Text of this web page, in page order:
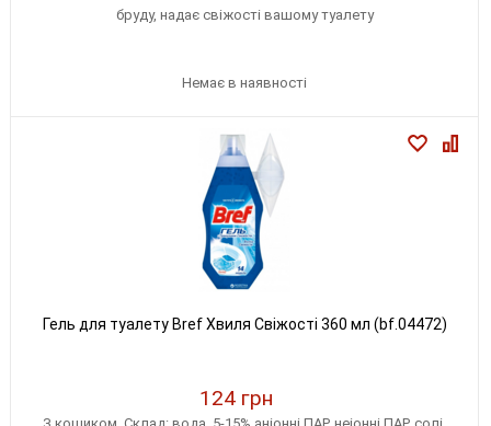
бруду, надає свіжості вашому туалету
Немає в наявності
Гель для туалету Bref Хвиля Свіжості 360 мл (bf.04472)
124 грн